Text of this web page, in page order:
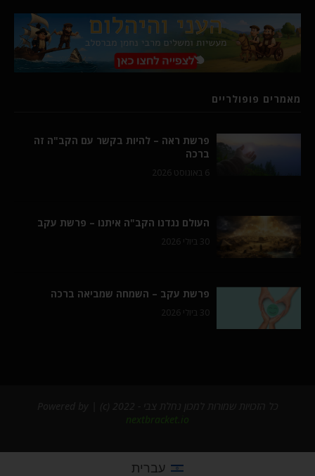
מאמרים פופולריים
פרשת ראה – להיות בקשר עם הקב"ה זה
ברכה
העולם נגדנו הקב"ה איתנו – פרשת עקב
פרשת עקב – השמחה שמביאה ברכה
nextbracket.io
עברית